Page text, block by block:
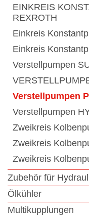
EINKREIS
REXROTH
Einkreis
Einkreis
Verstellpumpen
Verstellpumpen
Verstellpumpen
Zweikreis
Zweikreis
Zweikreis
Zubehör für
Ölkühler
Multikupplungen